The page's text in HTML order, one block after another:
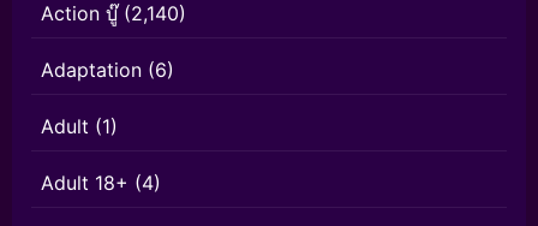
Action บู๊(2,140)
Adaptation (6)
Adult (1)
Adult 18+ (4)